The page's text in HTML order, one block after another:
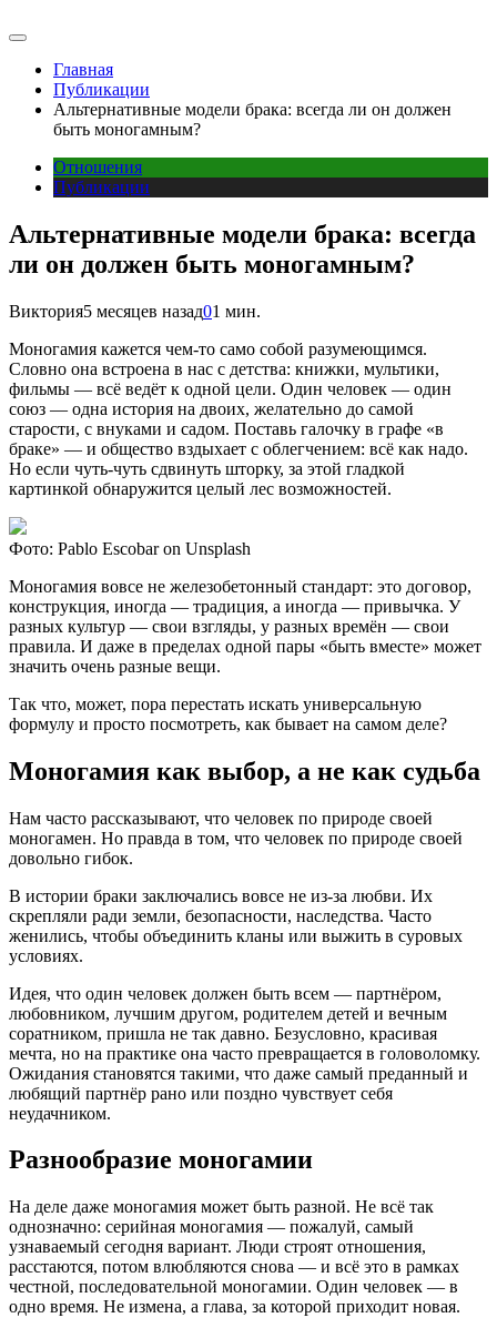
Главная
Публикации
Альтернативные модели брака: всегда ли он должен
быть моногамным?
Отношения
Публикации
Альтернативные модели брака: всегда
ли он должен быть моногамным?
Виктория5 месяцев назад01 мин.
Моногамия кажется чем-то само собой разумеющимся.
Словно она встроена в нас с детства: книжки, мультики,
фильмы — всё ведёт к одной цели. Один человек — один
союз — одна история на двоих, желательно до самой
старости, с внуками и садом. Поставь галочку в графе «в
браке» — и общество вздыхает с облегчением: всё как надо.
Но если чуть-чуть сдвинуть шторку, за этой гладкой
картинкой обнаружится целый лес возможностей.
Фото: Pablo Escobar on Unsplash
Моногамия вовсе не железобетонный стандарт: это договор,
конструкция, иногда — традиция, а иногда — привычка. У
разных культур — свои взгляды, у разных времён — свои
правила. И даже в пределах одной пары «быть вместе» может
значить очень разные вещи.
Так что, может, пора перестать искать универсальную
формулу и просто посмотреть, как бывает на самом деле?
Моногамия как выбор, а не как судьба
Нам часто рассказывают, что человек по природе своей
моногамен. Но правда в том, что человек по природе своей
довольно гибок.
В истории браки заключались вовсе не из-за любви. Их
скрепляли ради земли, безопасности, наследства. Часто
женились, чтобы объединить кланы или выжить в суровых
условиях.
Идея, что один человек должен быть всем — партнёром,
любовником, лучшим другом, родителем детей и вечным
соратником, пришла не так давно. Безусловно, красивая
мечта, но на практике она часто превращается в головоломку.
Ожидания становятся такими, что даже самый преданный и
любящий партнёр рано или поздно чувствует себя
неудачником.
Разнообразие моногамии
На деле даже моногамия может быть разной. Не всё так
однозначно: серийная моногамия — пожалуй, самый
узнаваемый сегодня вариант. Люди строят отношения,
расстаются, потом влюбляются снова — и всё это в рамках
честной, последовательной моногамии. Один человек — в
одно время. Не измена, а глава, за которой приходит новая.